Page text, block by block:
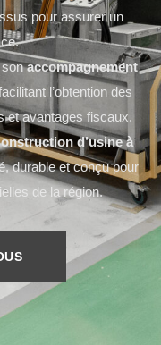
pour assurer un
sonaccompagnement
l’obtention des
et avantages fiscaux.
d’usine à
durable et conçu pour
de la région.